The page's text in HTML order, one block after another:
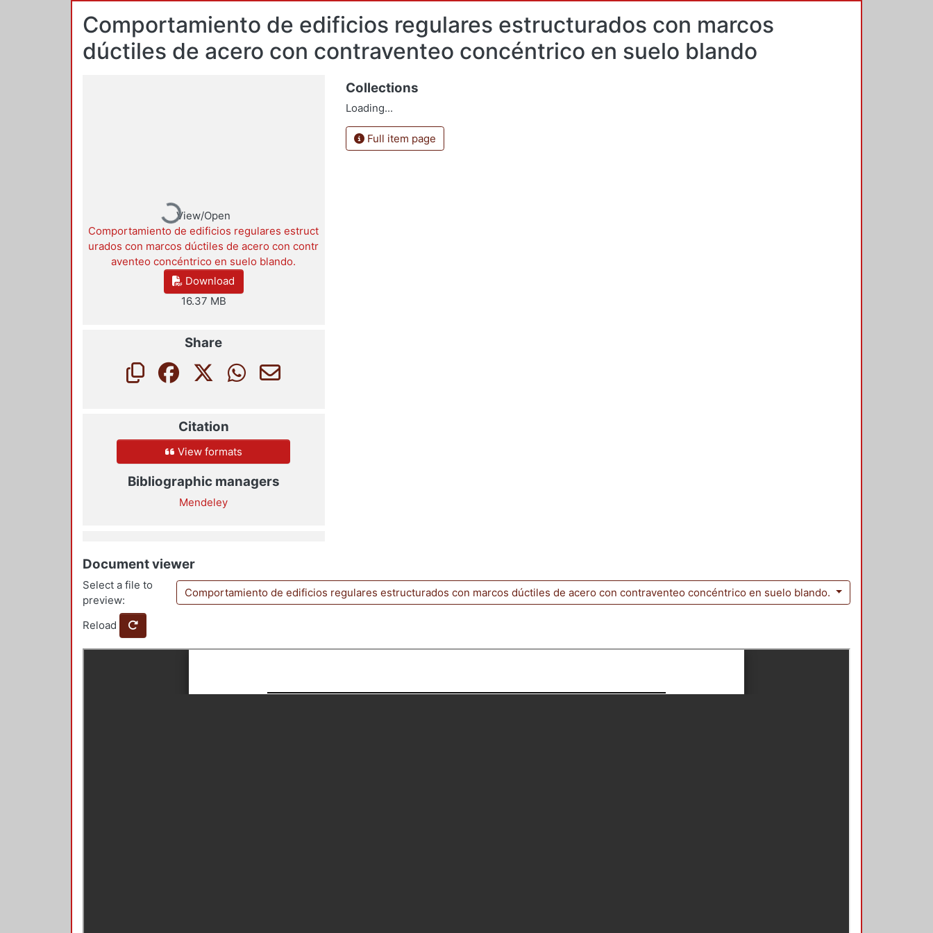
Comportamiento de edificios regulares estructurados con marcos
dúctiles de acero con contraventeo concéntrico en suelo blando
Loading...
View/Open
Comportamiento de edificios regulares estruct
urados con marcos dúctiles de acero con contr
aventeo concéntrico en suelo blando.
Download
16.37 MB
Share
Citation
View formats
Bibliographic managers
Mendeley
Collections
Loading...
Full item page
Document viewer
Select a file to
preview:
Comportamiento de edificios regulares estructurados con marcos dúctiles de acero con contraventeo concéntrico en suelo blando.
Reload